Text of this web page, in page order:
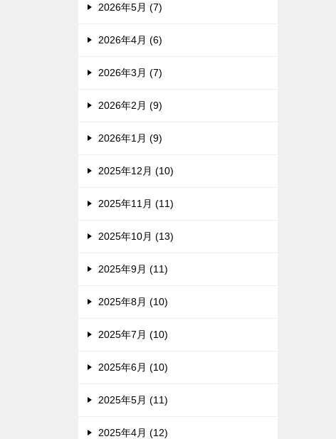
2026年5月 (7)
2026年4月 (6)
2026年3月 (7)
2026年2月 (9)
2026年1月 (9)
2025年12月 (10)
2025年11月 (11)
2025年10月 (13)
2025年9月 (11)
2025年8月 (10)
2025年7月 (10)
2025年6月 (10)
2025年5月 (11)
2025年4月 (12)